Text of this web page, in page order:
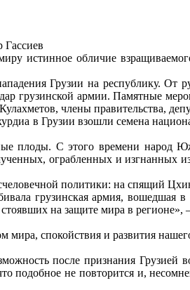
истинное обличие
Грузии на республику. От
грузинской армии. Памятные
члены правительства,
в Грузии взошли семена
плоды. С этого времени народ
ограбленных и изгнанных
политики: на спящий
грузинская армия, вошедшая
на защите мира в регионе»,
мира, спокойствия и развития
после признания Грузией
подобное не повторится и,